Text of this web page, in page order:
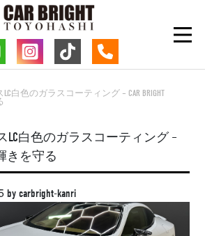
白色のガラスコーティング – CAR BRIGHT
LC白色のガラスコーティング –
輝きを守る
bycarbright-kanri